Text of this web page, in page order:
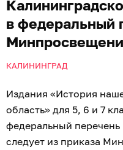
в федеральный
КАЛИНИНГРАД
Издания «История
область» для 5, 6 и 7
федеральный
следует из приказа